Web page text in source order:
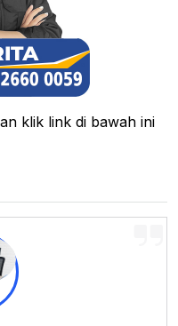
klik link di bawah ini